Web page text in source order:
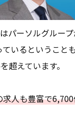
パーソルグルー
ているということ
超えています。
求人も豊富で